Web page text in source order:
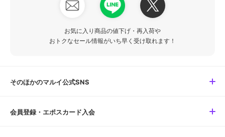
お気に入り商品の値下げ・再入荷や
おトクなセール情報がいち早く受け取れます！
そのほかのマルイ公式SNS
会員登録・エポスカード入会